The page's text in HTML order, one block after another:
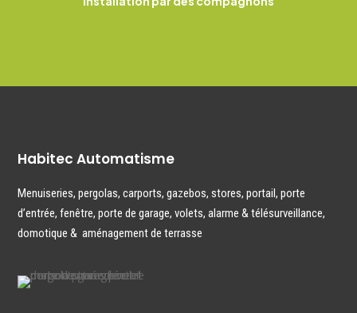
Habitec Automatisme
Menuiseries,pergolas,carports,gazebos,stores,portail,porte
d’entrée,fenêtre, porte de garage,volets,alarme & télésurveillance,
domotique & aménagement de terrasse